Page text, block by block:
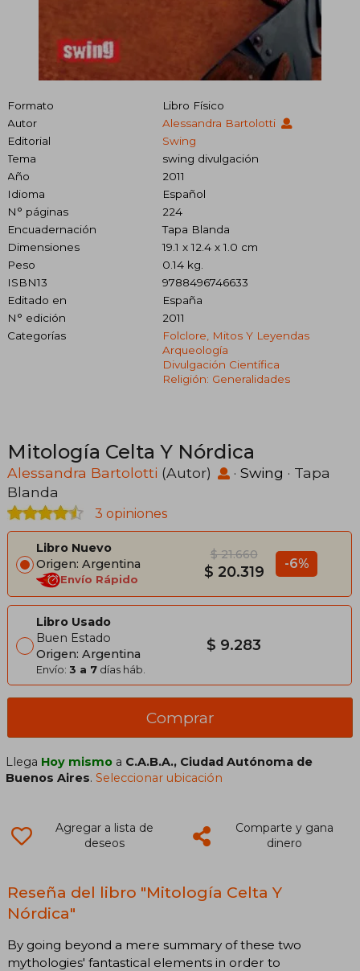
Formato
Libro Físico
Autor
Alessandra Bartolotti
Editorial
Swing
Tema
swing divulgación
Año
2011
Idioma
Español
N° páginas
224
Encuadernación
Tapa Blanda
Dimensiones
19.1 x 12.4 x 1.0 cm
Peso
0.14 kg.
ISBN13
9788496746633
Editado en
España
N° edición
2011
Categorías
Folclore, Mitos Y Leyendas
Arqueología
Divulgación Científica
Religión: Generalidades
Mitología Celta Y Nórdica
Alessandra Bartolotti (Autor) · Swing · Tapa
Blanda
3 opiniones
Libro Nuevo
Origen: Argentina
Envío Rápido
$ 21.660
$ 20.319 -6%
Libro Usado
Buen Estado
Origen: Argentina
Envío: 3 a 7 días háb.
$ 9.283
Comprar
Llega Hoy mismo a C.A.B.A., Ciudad Autónoma de
Buenos Aires.Seleccionar ubicación
Agregar a lista de
deseos
Comparte y gana
dinero
Reseña del libro "Mitología Celta Y
Nórdica"
By going beyond a mere summary of these two
mythologies' fantastical elements in order to